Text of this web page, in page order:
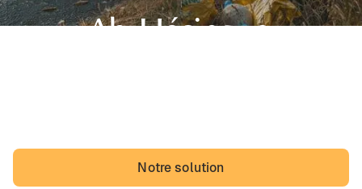
Ah, Hésingue,
Notre solution